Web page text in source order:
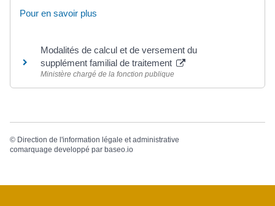
Pour en savoir plus
Modalités de calcul et de versement du
supplément familial de traitement
Ministère chargé de la fonction publique
© Direction de l'information légale et administrative
comarquage developpé par baseo.io